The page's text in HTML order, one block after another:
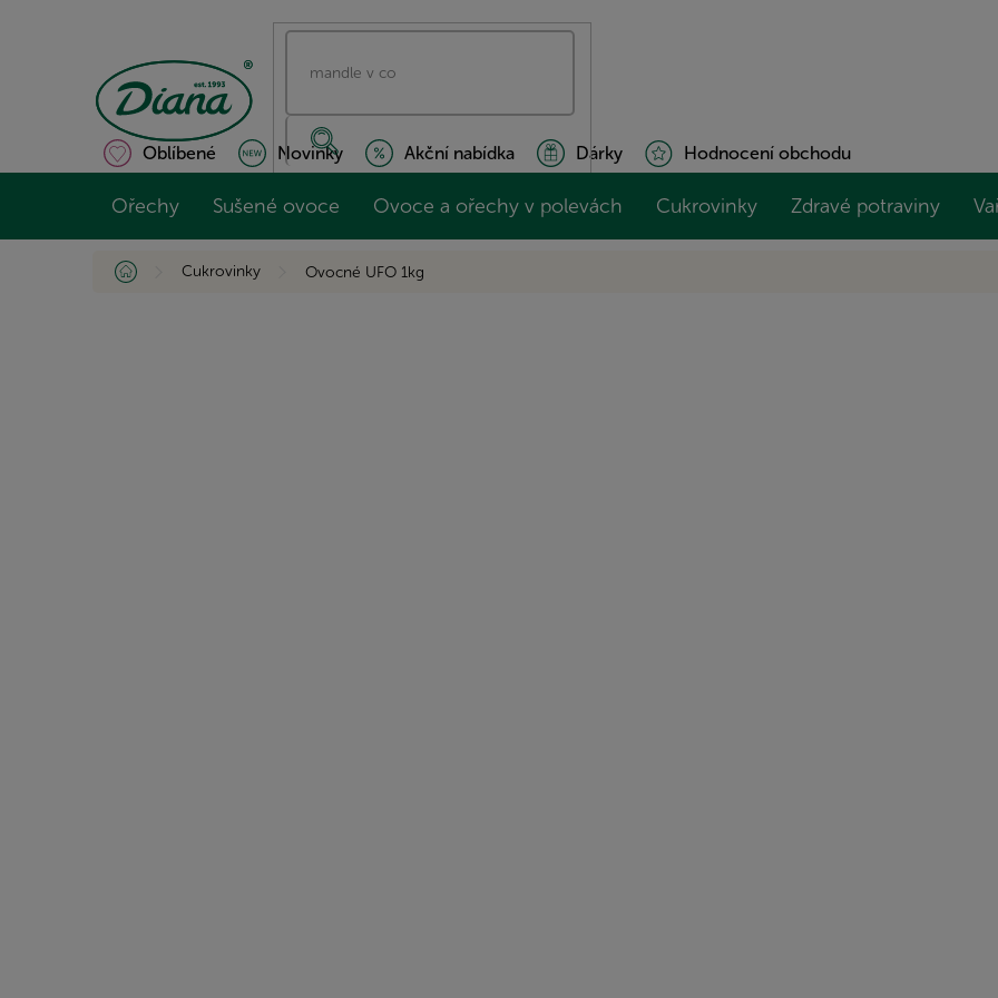
Oblíbené Novinky Akční nabídka Dárky Hodnocení obchodu
Ořechy Sušené ovoce Ovoce a ořechy v polevách Cukrovinky Zdravé potraviny
Domů Cukrovinky Ovocné UFO 1kg